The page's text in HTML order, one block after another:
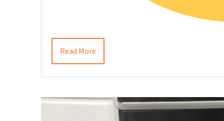
Read More